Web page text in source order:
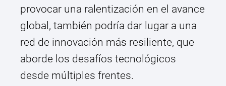
provocar una ralentización en el avance
global, también podría dar lugar a una
red de innovación más resiliente, que
aborde los desafíos tecnológicos
desde múltiples frentes.